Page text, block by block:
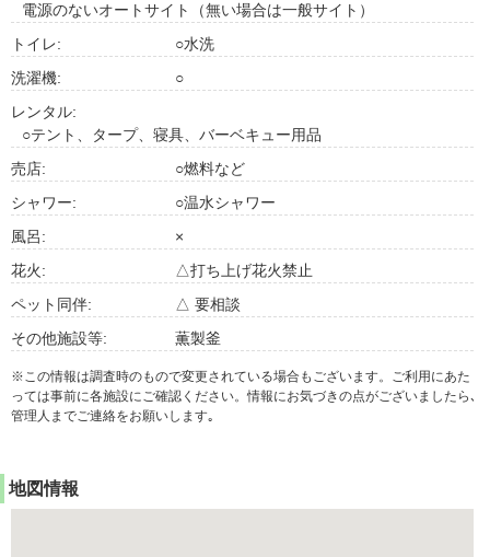
電源のないオートサイト（無い場合は一般サイト）
トイレ:
○水洗
洗濯機:
○
レンタル:
○テント、タープ、寝具、バーベキュー用品
売店:
○燃料など
シャワー:
○温水シャワー
風呂:
×
花火:
△打ち上げ花火禁止
ペット同伴:
△ 要相談
その他施設等:
薫製釜
※この情報は調査時のもので変更されている場合もございます。ご利用にあた
っては事前に各施設にご確認ください。情報にお気づきの点がございましたら､
管理人までご連絡をお願いします｡
地図情報